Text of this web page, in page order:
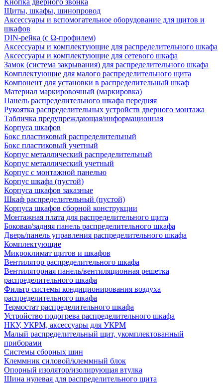
Кнопка дверного звонка
Щиты, шкафы, шинопровод
Аксессуары и вспомогательное оборудование для щитов и
шкафов
DIN-рейка (с Ω-профилем)
Аксессуары и комплектующие для распределительного шкафа
Аксессуары и комплектующие для сетевого шкафа
Замок (система закрывания) для распределительного шкафа
Комплектующие для малого распределительного щита
Компонент для установки в распределительный шкаф
Материал маркировочный (маркировка)
Панель распределительного шкафа передняя
Рукоятка распределительных устройств дверного монтажа
Табличка предупреждающая/информационная
Корпуса шкафов
Бокс пластиковый распределительный
Бокс пластиковый учетный
Корпус металлический распределительный
Корпус металлический учетный
Корпус с монтажной панелью
Корпус шкафа (пустой)
Корпуса шкафов заказные
Шкаф распределительный (пустой)
Корпуса шкафов сборной конструкции
Монтажная плата для распределительного щита
Боковая/задняя панель распределительного шкафа
Дверь/панель управления распределительного шкафа
Комплектующие
Микроклимат щитов и шкафов
Вентилятор распределительного шкафа
Вентиляторная панель/вентиляционная решетка
распределительного шкафа
Фильтр системы кондиционирования воздуха
распределительного шкафа
Термостат распределительного шкафа
Устройство подогрева распределительного шкафа
НКУ, УКРМ, аксессуары для УКРМ
Малый распределительный щит, укомплектованный
приборами
Системы сборных шин
Клеммник силовой/клеммный блок
Опорный изолятор/изолирующая втулка
Шина нулевая для распределительного щита